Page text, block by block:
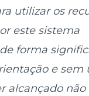
utilizar os
este sistema
forma
e sem
alcançado não